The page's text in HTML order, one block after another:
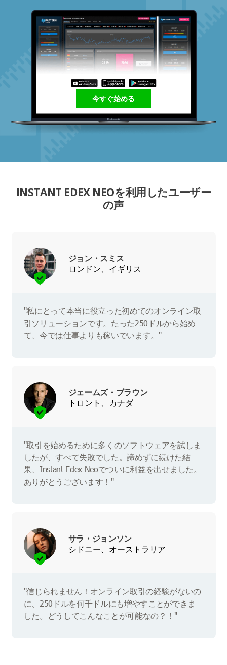
今すぐ始める
INSTANT EDEX NEOを利用したユーザー
の声
ジョン・スミス
ロンドン、イギリス
"私にとって本当に役立った初めてのオンライン取
引ソリューションです。たった250ドルから始め
て、今では仕事よりも稼いでいます。"
ジェームズ・ブラウン
トロント、カナダ
"取引を始めるために多くのソフトウェアを試しま
したが、すべて失敗でした。諦めずに続けた結
果、Instant Edex Neoでついに利益を出せました。
ありがとうございます！"
サラ・ジョンソン
シドニー、オーストラリア
"信じられません！オンライン取引の経験がないの
に、250ドルを何千ドルにも増やすことができま
した。どうしてこんなことが可能なの？！"